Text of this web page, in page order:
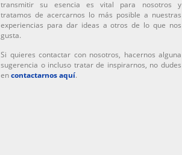
transmitir su esencia es vital para nosotros y
tratamos de acercarnos lo más posible a nuestras
experiencias para dar ideas a otros de lo que nos
gusta.
Si quieres contactar con nosotros, hacernos alguna
sugerencia o incluso tratar de inspirarnos, no dudes
encontactarnos aquí.